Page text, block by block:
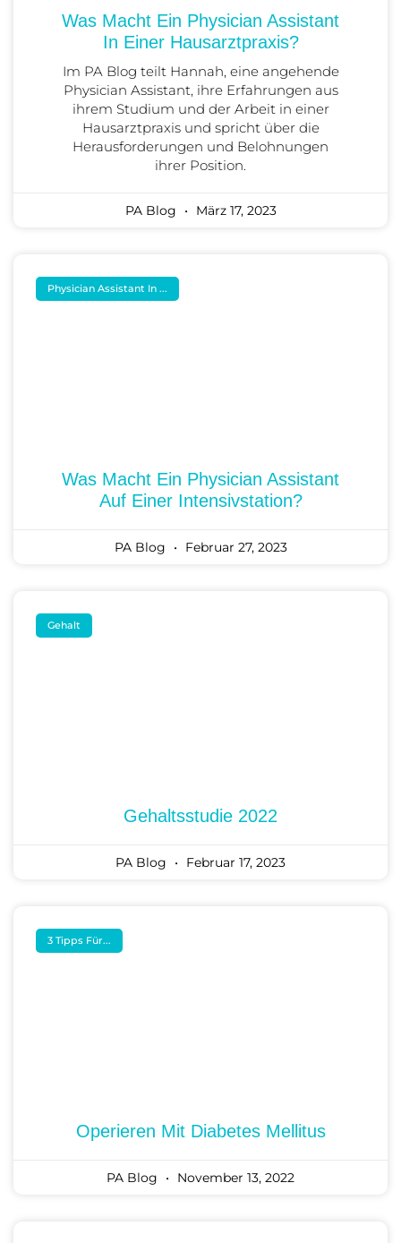
Was Macht Ein Physician Assistant
In Einer Hausarztpraxis?
Im PA Blog teilt Hannah, eine angehende
Physician Assistant, ihre Erfahrungen aus
ihrem Studium und der Arbeit in einer
Hausarztpraxis und spricht über die
Herausforderungen und Belohnungen
ihrer Position.
PA Blog März 17, 2023
Physician Assistant In ...
Was Macht Ein Physician Assistant
Auf Einer Intensivstation?
PA Blog Februar 27, 2023
Gehalt
Gehaltsstudie 2022
PA Blog Februar 17, 2023
3 Tipps Für...
Operieren Mit Diabetes Mellitus
PA Blog November 13, 2022